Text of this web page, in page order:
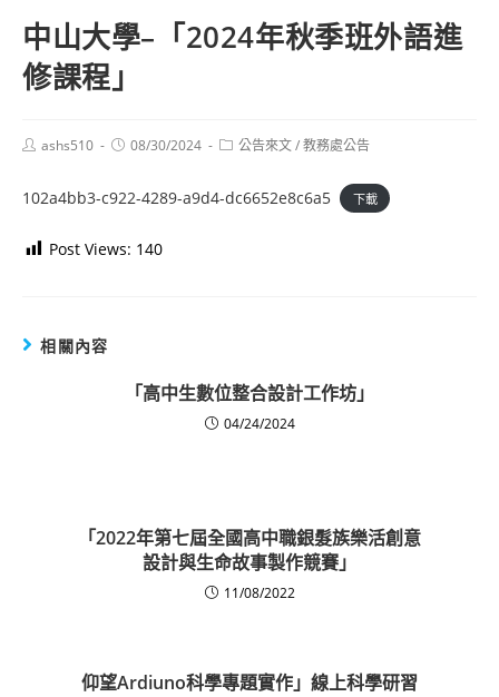
中山大學–「2024年秋季班外語進
修課程」
Postashs510
Post08/30/2024
Post公告來文/教務處公告
102a4bb3-c922-4289-a9d4-dc6652e8c6a5 下載
Post Views: 140
相關內容
「高中生數位整合設計工作坊」
04/24/2024
「2022年第七屆全國高中職銀髮族樂活創意
設計與生命故事製作競賽」
11/08/2022
仰望Ardiuno科學專題實作」線上科學研習